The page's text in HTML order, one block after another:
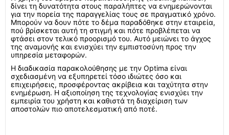
δίνει τη δυνατότητα στους παραλήπτες να ενημερώνονται
για την πορεία της παραγγελίας τους σε πραγματικό χρόνο.
Μπορούν να δουν πότε το δέμα παραδόθηκε στην εταιρεία,
πού βρίσκεται αυτή τη στιγμή και πότε προβλέπεται να
φτάσει στον τελικό προορισμό του. Αυτό μειώνει το άγχος
της αναμονής και ενισχύει την εμπιστοσύνη προς την
υπηρεσία μεταφορών.
Η διαδικασία παρακολούθησης με την Optima είναι
σχεδιασμένη να εξυπηρετεί τόσο ιδιώτες όσο και
επιχειρήσεις, προσφέροντας ακρίβεια και ταχύτητα στην
ενημέρωση. Η αξιοποίηση της τεχνολογίας ενισχύει την
εμπειρία του χρήστη και καθιστά τη διαχείριση των
αποστολών πιο αποτελεσματική από ποτέ.